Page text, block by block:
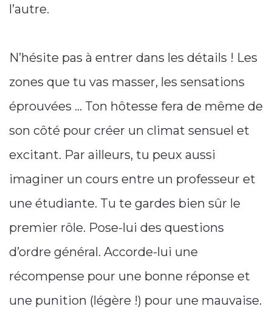
l’autre.
N’hésite pas à entrer dans les détails ! Les
zones que tu vas masser, les sensations
éprouvées … Ton hôtesse fera de même de
son côté pour créer un climat sensuel et
excitant. Par ailleurs, tu peux aussi
imaginer un cours entre un professeur et
une étudiante. Tu te gardes bien sûr le
premier rôle. Pose-lui des questions
d’ordre général. Accorde-lui une
récompense pour une bonne réponse et
une punition (légère !) pour une mauvaise.